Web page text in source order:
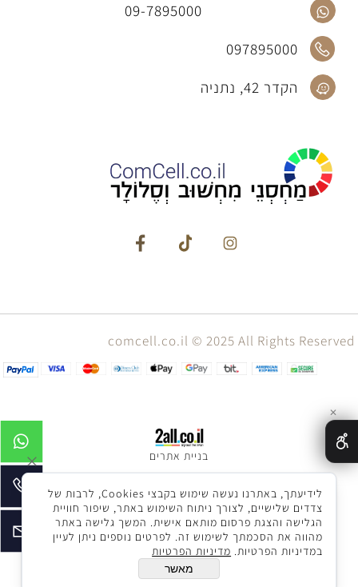
09-7895000
097895000
הקדר 42, נתניה
comcell.co.il © 2025 All Rights Reserved
בניית אתרים
✕
לידיעתך, באתרנו נעשה שימוש בקבצי Cookies, לרבות של
צדדים שלישיים, לצורך ניתוח השימוש באתר, שיפור חוויית
הגלישה והצגת פרסום מותאם אישית. המשך גלישה באתר
מהווה את הסכמתך לשימוש זה. לפרטים נוספים ניתן לעיין
במדיניות הפרטיות. מדיניות הפרטיות
מאשר